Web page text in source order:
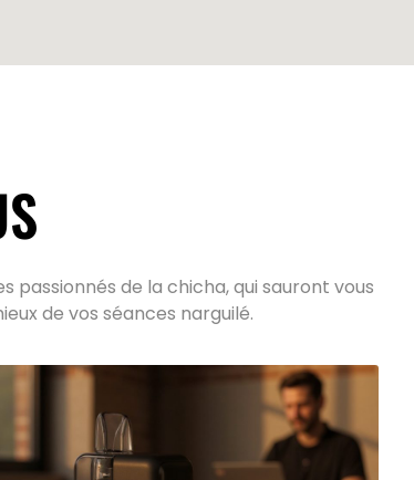
de la chicha, qui sauront vous
de vos séances narguilé.